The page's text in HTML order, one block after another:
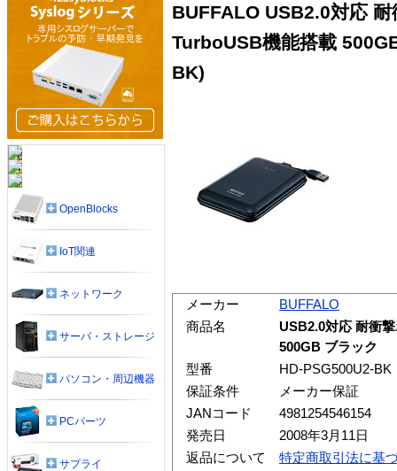
BUFFALO USB2.0対応
TurboUSB機能搭載
BK)
メーカー
BUFFALO
商品名
USB2.0対応 耐衝
500GB ブラック
型番
HD-PSG500U2-BK
保証条件
メーカー保証
JANコード
4981254546154
発売日
2008年3月11日
返品について
特定商取引法に基
OpenBlocks
IoT関連
ネットワーク
サーバ・ストレージ
パソコン・周辺機器
PCパーツ
サプライ